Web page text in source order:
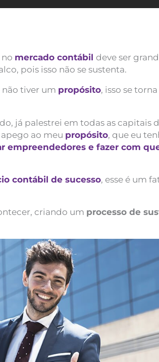
mercado contábil deve ser
pois isso não se sustenta.
não tiver um propósito, isso se
já palestrei em todas as capitais
ao meu propósito, que eu
empreendedores e fazer com
contábil de sucesso, esse é um
criando um processo de